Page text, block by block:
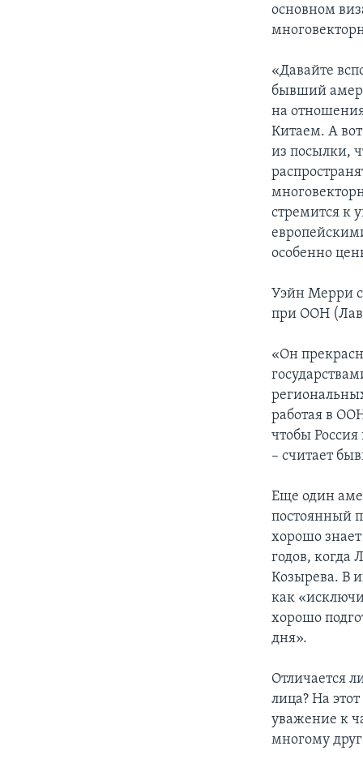
основном
«Давайте
бывший
на
Китаем. А
из посылки,
стремится к
особенно
Уэйн Мерри
при ООН
«Он
работая в
чтобы
– считает
Еще один
постоянный
хорошо
годов, когда
Козырева. В
как
хорошо
дня».
Отличается
лица? На
уважение к
многому